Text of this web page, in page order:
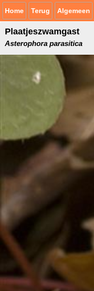
Home Terug Algemeen
Plaatjeszwamgast
Asterophora parasitica